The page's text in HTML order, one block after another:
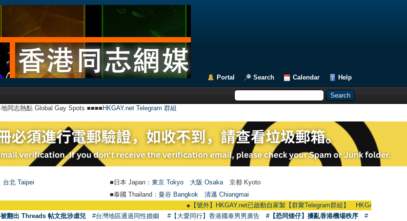
Portal Search Calendar Help
同志熱點 Global Gay Spots ■■■■ HKGAY.net Telegram 群組
台北 Taipei ■日本 Japan： 東京 Tokyo 大阪 Osaka 京都 Kyoto
■泰國 Thailand： 曼谷 Bangkok
清邁 Chiangmai
【號外】HKGAY.net已啟動自家製【群聚Telegram群組】 HKGAY.net has
翻出 Threads 帖文批涉虐兒 #台灣地區通過同性婚姻 #【大愛同行】香港國泰男男廣告 #【恐同矮仔】擾亂香港機場秩序
#